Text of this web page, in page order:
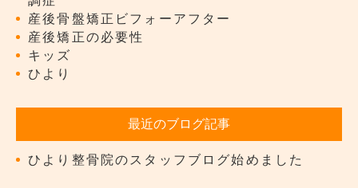
産後骨盤矯正ビフォーアフター
産後矯正の必要性
キッズ
ひより
最近のブログ記事
ひより整骨院のスタッフブログ始めました